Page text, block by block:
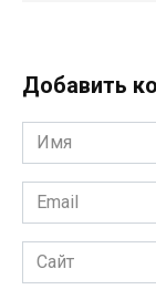
Добавить
Имя
*
Email
*
Сайт